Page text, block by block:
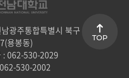
광주통합특별시 북구 용봉로
용봉동)
: 062-530-2029
530-2002
TOP